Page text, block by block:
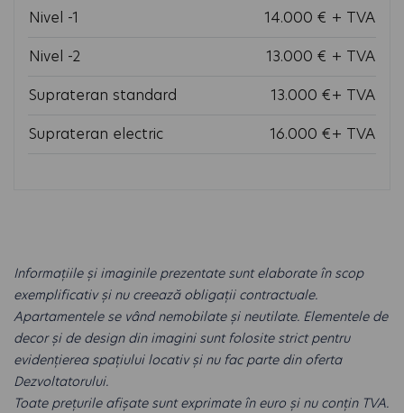
Nivel -1
14.000 € + TVA
Nivel -2
13.000 € + TVA
Suprateran standard
13.000 €+ TVA
Suprateran electric
16.000 €+ TVA
Informațiile și imaginile prezentate sunt elaborate în scop
exemplificativ și nu creează obligații contractuale.
Apartamentele se vând nemobilate și neutilate. Elementele de
decor și de design din imagini sunt folosite strict pentru
evidențierea spațiului locativ și nu fac parte din oferta
Dezvoltatorului.
Toate prețurile afișate sunt exprimate în euro și nu conțin TVA.